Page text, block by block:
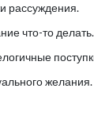
рассуждения.
что-то делать.
желания.